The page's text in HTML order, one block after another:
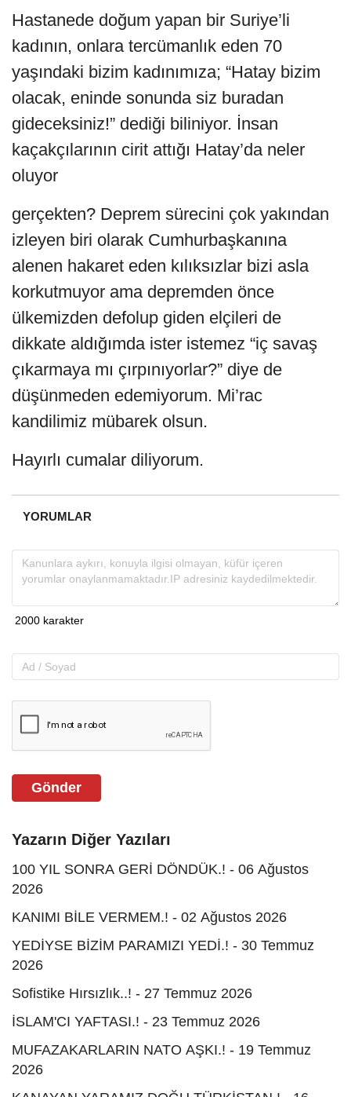
Hastanede doğum yapan bir Suriye’li
kadının, onlara tercümanlık eden 70
yaşındaki bizim kadınımıza; “Hatay bizim
olacak, eninde sonunda siz buradan
gideceksiniz!” dediği biliniyor. İnsan
kaçakçılarının cirit attığı Hatay’da neler
oluyor
gerçekten? Deprem sürecini çok yakından
izleyen biri olarak Cumhurbaşkanına
alenen hakaret eden kılıksızlar bizi asla
korkutmuyor ama depremden önce
ülkemizden defolup giden elçileri de
dikkate aldığımda ister istemez “iç savaş
çıkarmaya mı çırpınıyorlar?” diye de
düşünmeden edemiyorum. Mi’rac
kandilimiz mübarek olsun.
Hayırlı cumalar diliyorum.
YORUMLAR
Gönder
Yazarın Diğer Yazıları
100 YIL SONRA GERİ DÖNDÜK.! - 06 Ağustos
2026
KANIMI BİLE VERMEM.! - 02 Ağustos 2026
YEDİYSE BİZİM PARAMIZI YEDİ.! - 30 Temmuz
2026
Sofistike Hırsızlık..! - 27 Temmuz 2026
İSLAM'CI YAFTASI.! - 23 Temmuz 2026
MUFAZAKARLARIN NATO AŞKI.! - 19 Temmuz
2026